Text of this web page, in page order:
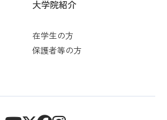
大学院紹介
在学生の方
保護者等の方